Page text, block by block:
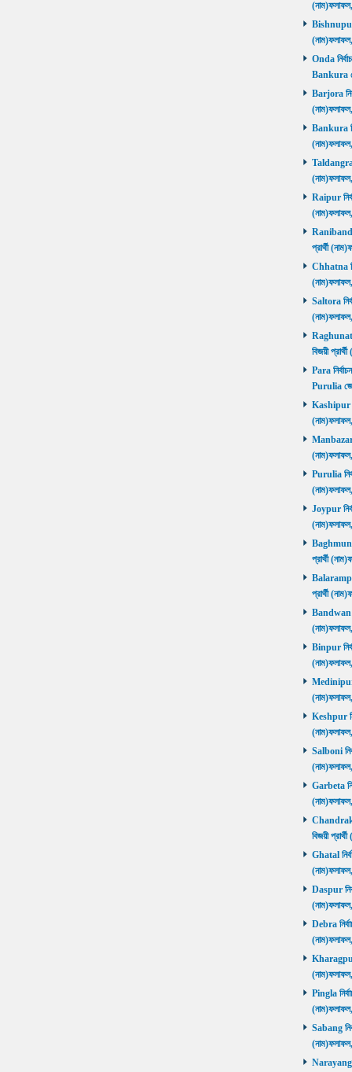
Bishnupur
Onda
Bankura
Barjora
Bankura
Taldangra
Raipur
Ranibandh
প্রার্থী
Chhatna
Saltora
বিজয়ী
Para
Purulia
Kashipur
Manbazar
Purulia
Joypur
প্রার্থী
প্রার্থী
Bandwan
Binpur
Medinipur
Keshpur
Salboni
Garbeta
বিজয়ী
Ghatal
Daspur
Debra
Kharagpur
Pingla
Sabang